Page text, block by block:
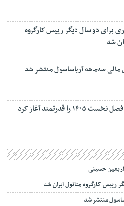
برای دو سال دیگر رییس کارگروه
شد
سه‌ماهه آریاساسول منتشر شد
را قدرتمند آغاز کرد
اربعین حسینی
رییس کارگروه متانول ایران شد
منتشر شد